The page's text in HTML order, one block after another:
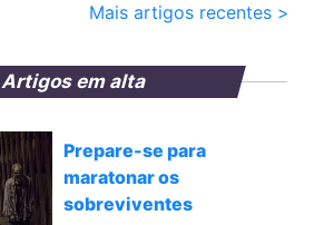
Mais artigos recentes >
Artigos em alta
Prepare-se para
maratonar os
sobreviventes